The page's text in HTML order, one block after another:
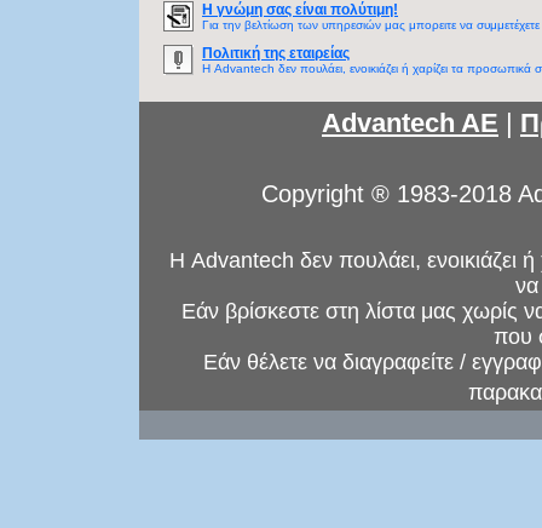
Η γνώμη σας είναι πολύτιμη!
Για την βελτίωση των υπηρεσιών μας μπορειτε να
Πολιτική της εταιρείας
Η Advantech δεν πουλάει, ενοικιάζει ή χαρίζει τα προσωπικά
Advantech AE |
Copyright ® 1983-2018
Η Advantech δεν πουλάει, ενοικιάζει
να
Εάν βρίσκεστε στη λίστα μας χωρίς
που
Εάν θέλετε να διαγραφείτε /